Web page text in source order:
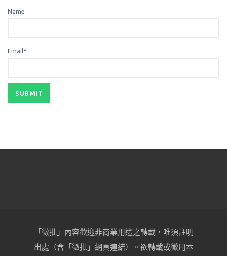
Name
Email*
「微批」內容歡迎非商業用途之轉載，唯須註明
出處（含「微批」網頁連結）。欲轉載或徵用本